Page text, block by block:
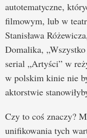
autotematyczne,
filmowym, lub w
Stanisława
Domalika,
serial „Artyści” w
w polskim kinie nie
aktorstwie
Czy to coś znaczy?
unifikowania tych